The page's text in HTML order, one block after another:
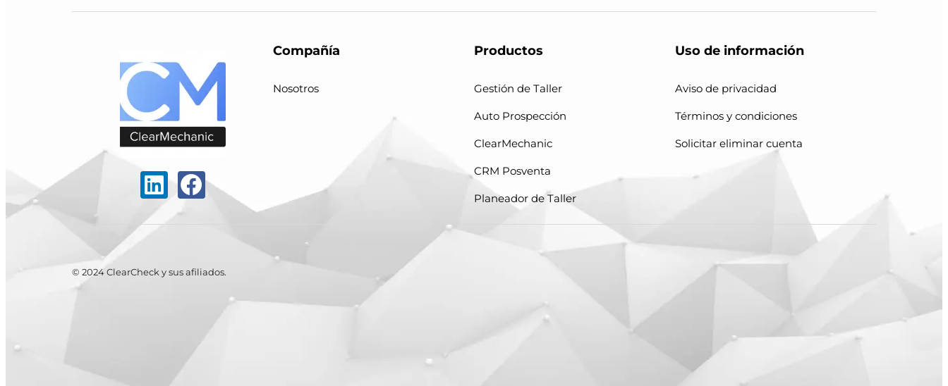
Compañía
Nosotros
Productos
Gestión de Taller
Auto Prospección
ClearMechanic
CRM Posventa
Planeador de Taller
Uso de información
Aviso de privacidad
Términos y condiciones
Solicitar eliminar cuenta
© 2024 ClearCheck y sus afiliados.